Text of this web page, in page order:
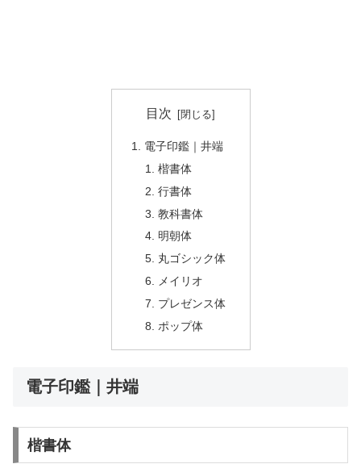
目次
電子印鑑｜井端
楷書体
行書体
教科書体
明朝体
丸ゴシック体
メイリオ
プレゼンス体
ポップ体
電子印鑑｜井端
楷書体